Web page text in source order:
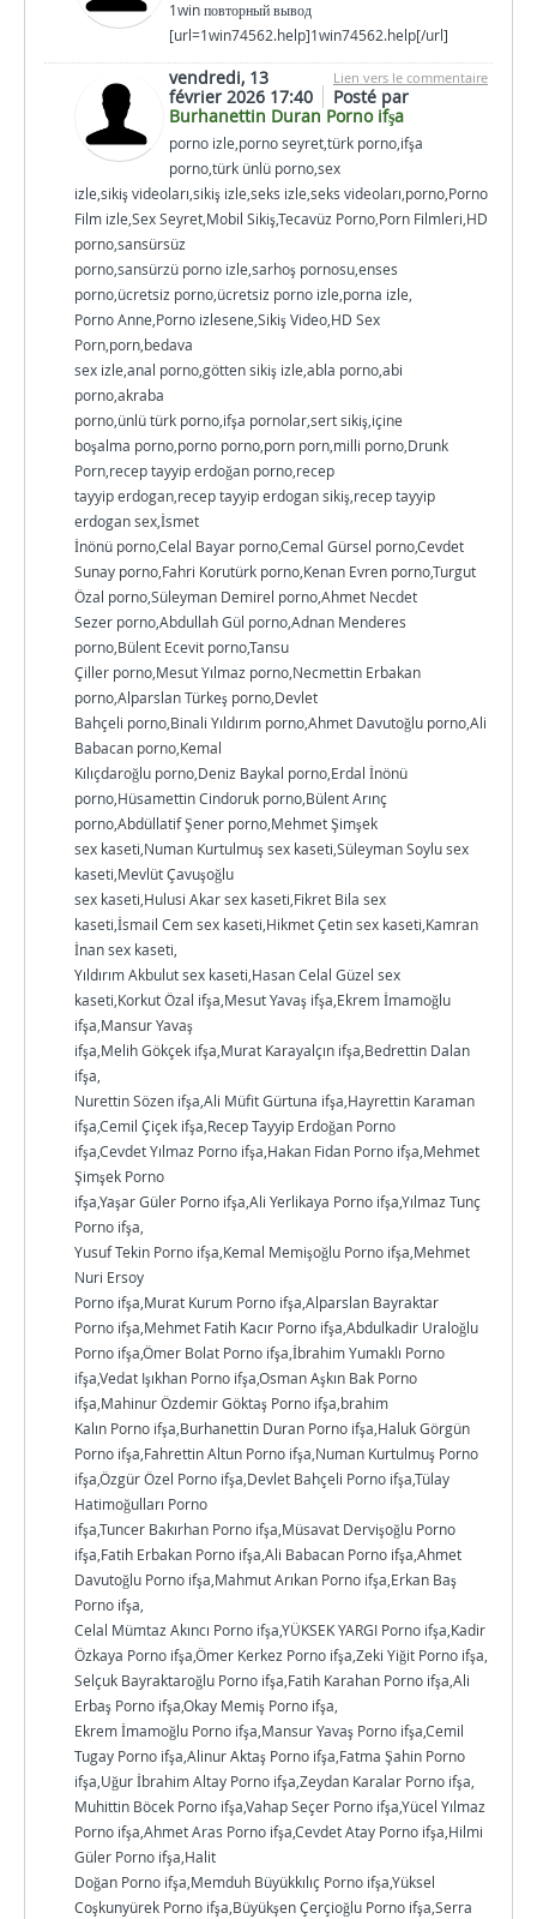
1win повторный вывод
[url=1win74562.help]1win74562.help[/url]
Lien vers le commentaire
vendredi, 13
février 2026 17:40
Posté par
Burhanettin Duran Porno ifşa
porno izle,porno seyret,türk porno,ifşa
porno,türk ünlü porno,sex
izle,sikiş videoları,sikiş izle,seks izle,seks videoları,porno,Porno
Film izle,Sex Seyret,Mobil Sikiş,Tecavüz Porno,Porn Filmleri,HD
porno,sansürsüz
porno,sansürzü porno izle,sarhoş pornosu,enses
porno,ücretsiz porno,ücretsiz porno izle,porna izle,
Porno Anne,Porno izlesene,Sikiş Video,HD Sex
Porn,porn,bedava
sex izle,anal porno,götten sikiş izle,abla porno,abi
porno,akraba
porno,ünlü türk porno,ifşa pornolar,sert sikiş,içine
boşalma porno,porno porno,porn porn,milli porno,Drunk
Porn,recep tayyip erdoğan porno,recep
tayyip erdogan,recep tayyip erdogan sikiş,recep tayyip
erdogan sex,İsmet
İnönü porno,Celal Bayar porno,Cemal Gürsel porno,Cevdet
Sunay porno,Fahri Korutürk porno,Kenan Evren porno,Turgut
Özal porno,Süleyman Demirel porno,Ahmet Necdet
Sezer porno,Abdullah Gül porno,Adnan Menderes
porno,Bülent Ecevit porno,Tansu
Çiller porno,Mesut Yılmaz porno,Necmettin Erbakan
porno,Alparslan Türkeş porno,Devlet
Bahçeli porno,Binali Yıldırım porno,Ahmet Davutoğlu porno,Ali
Babacan porno,Kemal
Kılıçdaroğlu porno,Deniz Baykal porno,Erdal İnönü
porno,Hüsamettin Cindoruk porno,Bülent Arınç
porno,Abdüllatif Şener porno,Mehmet Şimşek
sex kaseti,Numan Kurtulmuş sex kaseti,Süleyman Soylu sex
kaseti,Mevlüt Çavuşoğlu
sex kaseti,Hulusi Akar sex kaseti,Fikret Bila sex
kaseti,İsmail Cem sex kaseti,Hikmet Çetin sex kaseti,Kamran
İnan sex kaseti,
Yıldırım Akbulut sex kaseti,Hasan Celal Güzel sex
kaseti,Korkut Özal ifşa,Mesut Yavaş ifşa,Ekrem İmamoğlu
ifşa,Mansur Yavaş
ifşa,Melih Gökçek ifşa,Murat Karayalçın ifşa,Bedrettin Dalan
ifşa,
Nurettin Sözen ifşa,Ali Müfit Gürtuna ifşa,Hayrettin Karaman
ifşa,Cemil Çiçek ifşa,Recep Tayyip Erdoğan Porno
ifşa,Cevdet Yılmaz Porno ifşa,Hakan Fidan Porno ifşa,Mehmet
Şimşek Porno
ifşa,Yaşar Güler Porno ifşa,Ali Yerlikaya Porno ifşa,Yılmaz Tunç
Porno ifşa,
Yusuf Tekin Porno ifşa,Kemal Memişoğlu Porno ifşa,Mehmet
Nuri Ersoy
Porno ifşa,Murat Kurum Porno ifşa,Alparslan Bayraktar
Porno ifşa,Mehmet Fatih Kacır Porno ifşa,Abdulkadir Uraloğlu
Porno ifşa,Ömer Bolat Porno ifşa,İbrahim Yumaklı Porno
ifşa,Vedat Işıkhan Porno ifşa,Osman Aşkın Bak Porno
ifşa,Mahinur Özdemir Göktaş Porno ifşa,brahim
Kalın Porno ifşa,Burhanettin Duran Porno ifşa,Haluk Görgün
Porno ifşa,Fahrettin Altun Porno ifşa,Numan Kurtulmuş Porno
ifşa,Özgür Özel Porno ifşa,Devlet Bahçeli Porno ifşa,Tülay
Hatimoğulları Porno
ifşa,Tuncer Bakırhan Porno ifşa,Müsavat Dervişoğlu Porno
ifşa,Fatih Erbakan Porno ifşa,Ali Babacan Porno ifşa,Ahmet
Davutoğlu Porno ifşa,Mahmut Arıkan Porno ifşa,Erkan Baş
Porno ifşa,
Celal Mümtaz Akıncı Porno ifşa,YÜKSEK YARGI Porno ifşa,Kadir
Özkaya Porno ifşa,Ömer Kerkez Porno ifşa,Zeki Yiğit Porno ifşa,
Selçuk Bayraktaroğlu Porno ifşa,Fatih Karahan Porno ifşa,Ali
Erbaş Porno ifşa,Okay Memiş Porno ifşa,
Ekrem İmamoğlu Porno ifşa,Mansur Yavaş Porno ifşa,Cemil
Tugay Porno ifşa,Alinur Aktaş Porno ifşa,Fatma Şahin Porno
ifşa,Uğur İbrahim Altay Porno ifşa,Zeydan Karalar Porno ifşa,
Muhittin Böcek Porno ifşa,Vahap Seçer Porno ifşa,Yücel Yılmaz
Porno ifşa,Ahmet Aras Porno ifşa,Cevdet Atay Porno ifşa,Hilmi
Güler Porno ifşa,Halit
Doğan Porno ifşa,Memduh Büyükkılıç Porno ifşa,Yüksel
Coşkunyürek Porno ifşa,Büyükşen Çerçioğlu Porno ifşa,Serra